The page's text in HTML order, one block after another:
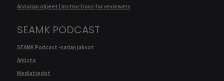
Arvioijan ohjeet | Instructions for reviewers
SEAMK PODCAST
SEAMK Podcast -sarjan jaksot
Arkisto
Mediatiedot